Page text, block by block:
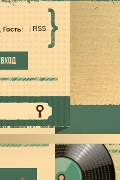
Гость! | RSS
ВХОД